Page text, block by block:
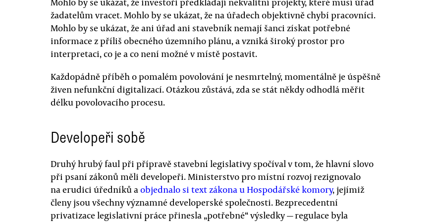
žadatelům vracet. Mohlo by se ukázat, že na úřadech objektivně chybí pracovníci.
Mohlo by se ukázat, že ani úřad ani stavebník nemají šanci získat potřebné
informace z příliš obecného územního plánu, a vzniká široký prostor pro
interpretaci, co je a co není možné v místě postavit.
Každopádně příběh o pomalém povolování je nesmrtelný, momentálně je úspěšně
živen nefunkční digitalizací. Otázkou zůstává, zda se stát někdy odhodlá měřit
délku povolovacího procesu.
Developeři sobě
Druhý hrubý faul při přípravě stavební legislativy spočíval v tom, že hlavní slovo
při psaní zákonů měli developeři. Ministerstvo pro místní rozvoj rezignovalo
na erudici úředníků aobjednalo si text zákona u Hospodářské komory, jejímiž
členy jsou všechny významné developerské společnosti. Bezprecedentní
privatizace legislativní práce přinesla „potřebné“ výsledky — regulace byla